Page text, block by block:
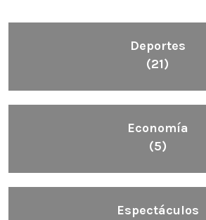
Deportes
(21)
Economía
(5)
Espectáculos